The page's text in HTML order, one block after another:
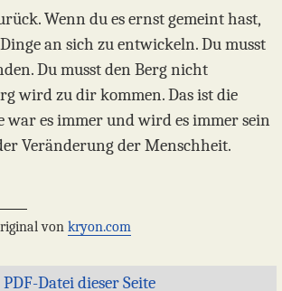
Wenn du es ernst gemeint hast,
an sich zu entwickeln. Du musst
Du musst den Berg nicht
wird zu dir kommen. Das ist die
war es immer und wird es immer sein
Veränderung der Menschheit.
von kryon.com
PDF-Datei dieser Seite